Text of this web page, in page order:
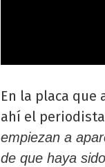
En la placa que
ahí el
empiezan a
de que haya